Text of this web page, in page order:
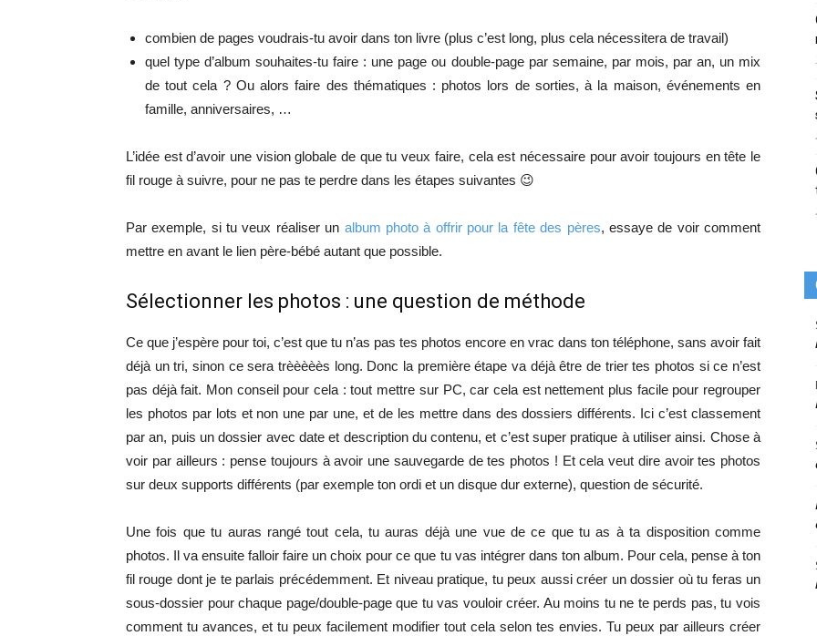
combien de pages voudrais-tu avoir dans ton livre (plus c’est long, plus cela nécessitera de travail)
quel type d’album souhaites-tu faire : une page ou double-page par semaine, par mois, par an, un mix
de tout cela ? Ou alors faire des thématiques : photos lors de sorties, à la maison, événements en
famille, anniversaires, …
L’idée est d’avoir une vision globale de que tu veux faire, cela est nécessaire pour avoir toujours en tête le
fil rouge à suivre, pour ne pas te perdre dans les étapes suivantes 😉
Par exemple, si tu veux réaliser un album photo à offrir pour la fête des pères, essaye de voir comment
mettre en avant le lien père-bébé autant que possible.
Sélectionner les photos : une question de méthode
Ce que j’espère pour toi, c’est que tu n’as pas tes photos encore en vrac dans ton téléphone, sans avoir fait
déjà un tri, sinon ce sera trèèèèès long. Donc la première étape va déjà être de trier tes photos si ce n’est
pas déjà fait. Mon conseil pour cela : tout mettre sur PC, car cela est nettement plus facile pour regrouper
les photos par lots et non une par une, et de les mettre dans des dossiers différents. Ici c’est classement
par an, puis un dossier avec date et description du contenu, et c’est super pratique à utiliser ainsi. Chose à
voir par ailleurs : pense toujours à avoir une sauvegarde de tes photos ! Et cela veut dire avoir tes photos
sur deux supports différents (par exemple ton ordi et un disque dur externe), question de sécurité.
Une fois que tu auras rangé tout cela, tu auras déjà une vue de ce que tu as à ta disposition comme
photos. Il va ensuite falloir faire un choix pour ce que tu vas intégrer dans ton album. Pour cela, pense à ton
fil rouge dont je te parlais précédemment. Et niveau pratique, tu peux aussi créer un dossier où tu feras un
sous-dossier pour chaque page/double-page que tu vas vouloir créer. Au moins tu ne te perds pas, tu vois
comment tu avances, et tu peux facilement modifier tout cela selon tes envies. Tu peux par ailleurs créer